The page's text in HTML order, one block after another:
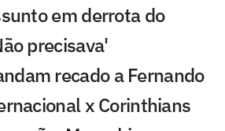
em derrota do
precisava'
recado a Fernando
x Corinthians